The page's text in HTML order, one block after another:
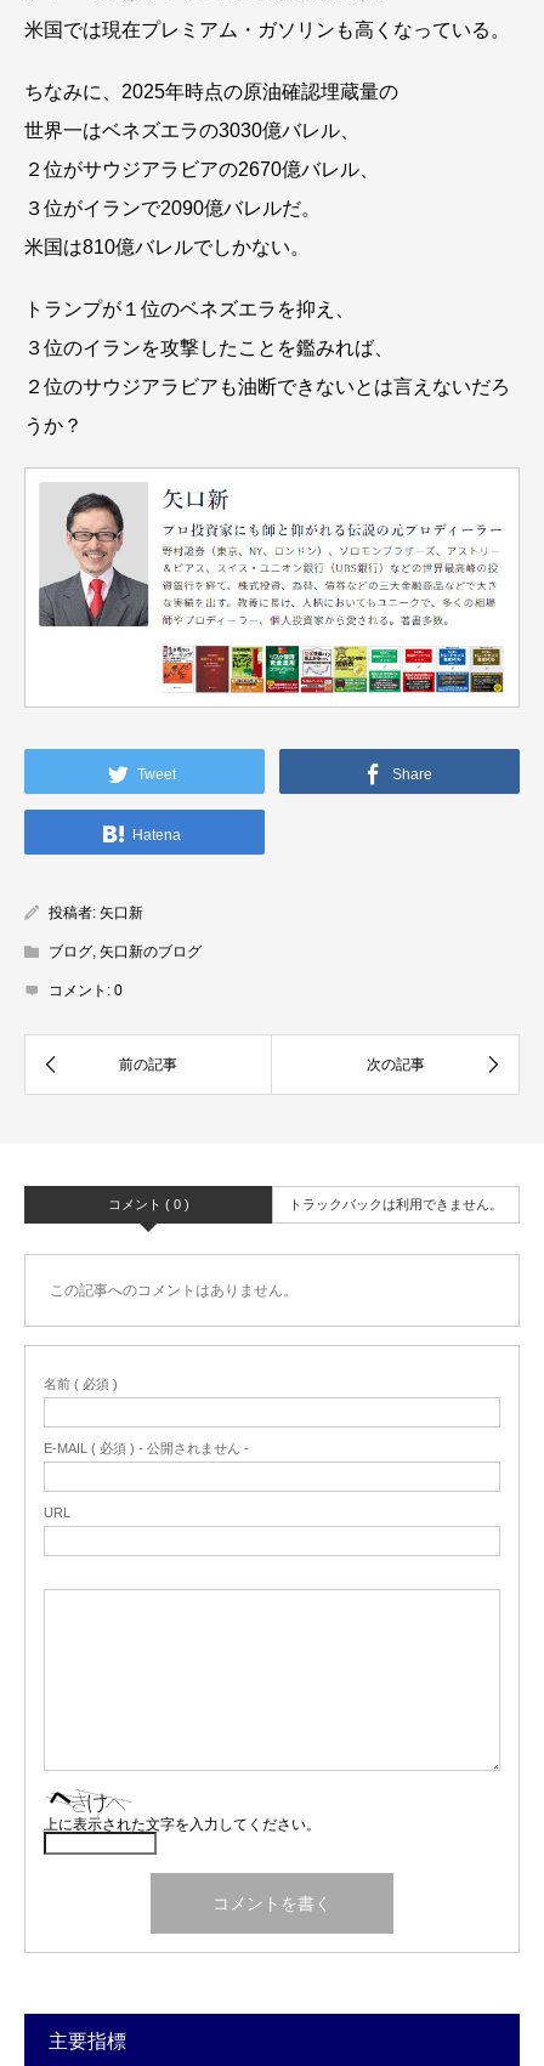
米国では現在プレミアム・ガソリンも高くなっている。
ちなみに、2025年時点の原油確認埋蔵量の
世界一はベネズエラの3030億バレル、
２位がサウジアラビアの2670億バレル、
３位がイランで2090億バレルだ。
米国は810億バレルでしかない。
トランプが１位のベネズエラを抑え、
３位のイランを攻撃したことを鑑みれば、
２位のサウジアラビアも油断できないとは言えないだろ
うか？
Tweet Share
Hatena
投稿者: 矢口新
ブログ, 矢口新のブログ
コメント: 0
コメント ( 0 ) トラックバックは利用できません。
この記事へのコメントはありません。
名前 ( 必須 )
E-MAIL ( 必須 ) - 公開されません -
URL
上に表示された文字を入力してください。
主要指標